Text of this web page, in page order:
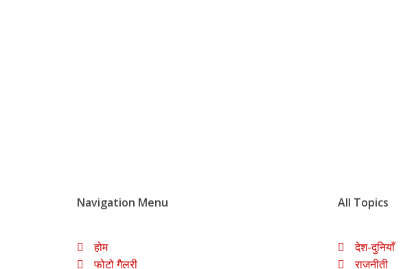
Navigation Menu
होम
फोटो गैलरी
All Topics
देश-दुनियाँ
राजनीती